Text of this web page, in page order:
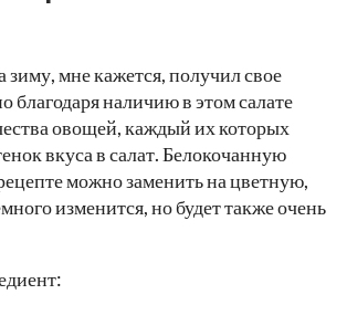
мне кажется, получил свое
благодаря наличию в этом салате
овощей, каждый их которых
вкуса в салат. Белокочанную
можно заменить на цветную,
изменится, но будет также очень